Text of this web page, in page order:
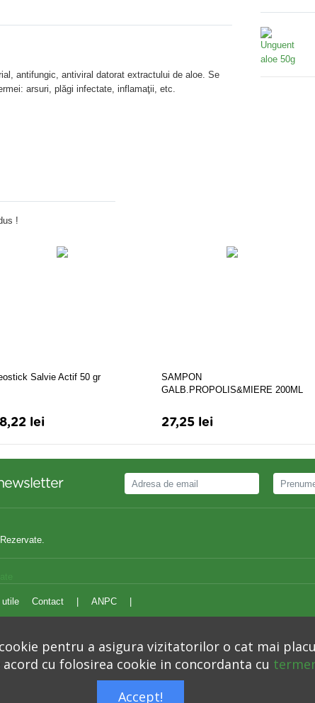
antifungic, antiviral datorat extractului de aloe. Se
arsuri, plăgi infectate, inflamaţii, etc.
!
Salvie Actif 50 gr
lei
SAMPON
GALB.PROPOLIS&MIERE 200ML
27,25 lei
utile Contact ANPC
Autoritatea Nationala pentru Protectia Consumatorilor –
pentru a asigura vizitatorilor o cat mai
cu folosirea cookie in concordanta cu
Accept!